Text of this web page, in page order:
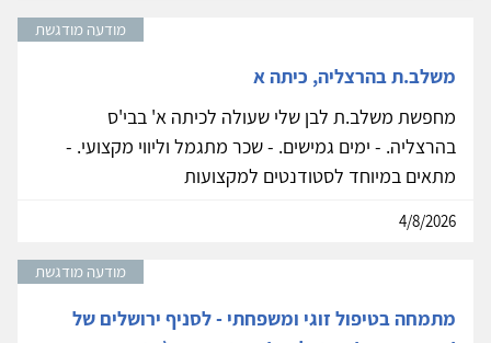
מודעה מודגשת
משלב.ת בהרצליה, כיתה א
מחפשת משלב.ת לבן שלי שעולה לכיתה א' בבי'ס
בהרצליה. - ימים גמישים. - שכר מתגמל וליווי מקצועי. -
מתאים במיוחד לסטודנטים למקצועות
4/8/2026
מודעה מודגשת
מתמחה בטיפול זוגי ומשפחתי - לסניף ירושלים של